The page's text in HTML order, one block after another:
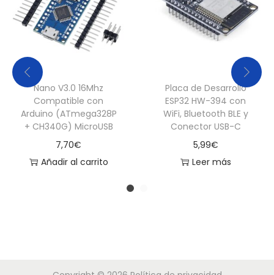
Nano V3.0 16Mhz
Compatible con
Arduino (ATmega328P
+ CH340G) MicroUSB
7,70€
Añadir al carrito
Placa de Desarrollo
ESP32 HW-394 con
WiFi, Bluetooth BLE y
Conector USB-C
5,99€
Leer más